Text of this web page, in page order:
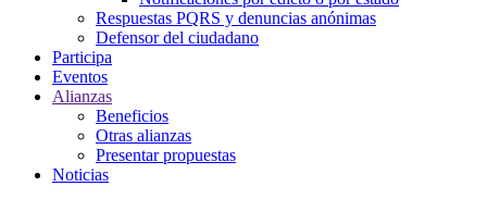
Respuestas PQRS y denuncias anónimas
Defensor del ciudadano
Participa
Eventos
Alianzas
Beneficios
Otras alianzas
Presentar propuestas
Noticias